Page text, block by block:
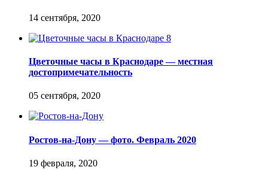
Цветочные часы в Краснодаре — местная
достопримечательность
Ростов-на-Дону — фото. Февраль 2020